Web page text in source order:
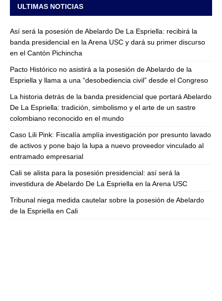
ULTIMAS NOTICIAS
Así será la posesión de Abelardo De La Espriella: recibirá la
banda presidencial en la Arena USC y dará su primer discurso
en el Cantón Pichincha
Pacto Histórico no asistirá a la posesión de Abelardo de la
Espriella y llama a una “desobediencia civil” desde el Congreso
La historia detrás de la banda presidencial que portará Abelardo
De La Espriella: tradición, simbolismo y el arte de un sastre
colombiano reconocido en el mundo
Caso Lili Pink: Fiscalía amplía investigación por presunto lavado
de activos y pone bajo la lupa a nuevo proveedor vinculado al
entramado empresarial
Cali se alista para la posesión presidencial: así será la
investidura de Abelardo De La Espriella en la Arena USC
Tribunal niega medida cautelar sobre la posesión de Abelardo
de la Espriella en Cali